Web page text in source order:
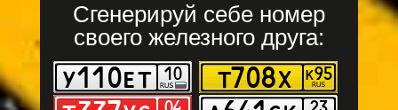
Сгенерируй себе номер
своего железного друга: